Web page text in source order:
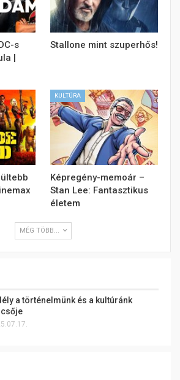
s
|
Stallone mint szuperhős!
KULTÚRA
Képregény-memoár –
Stan Lee: Fantasztikus
életem
MÉG TÖBB...
a történelmünk és a kultúránk